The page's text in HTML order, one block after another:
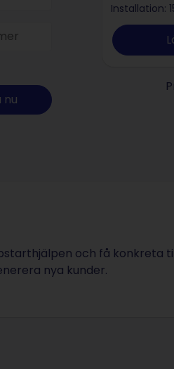
nu
Installation:
och få konkreta
nya kunder.